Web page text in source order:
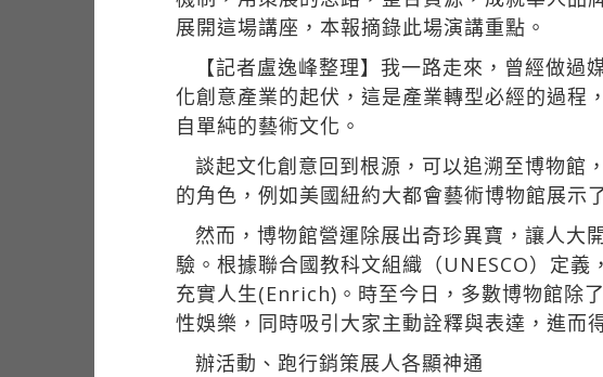
展開這場講座，本報摘錄此場演講重點。
【記者盧逸峰整理】我一路走來，曾經做
化創意產業的起伏，這是產業轉型必經的過程
自單純的藝術文化。
談起文化創意回到根源，可以追溯至博物館
的角色，例如美國紐約大都會藝術博物館展示
然而，博物館營運除展出奇珍異寶，讓人大
驗。根據聯合國教科文組織（UNESCO）定
充實人生(Enrich)。時至今日，多數博物館除
性娛樂，同時吸引大家主動詮釋與表達，進而
辦活動、跑行銷策展人各顯神通